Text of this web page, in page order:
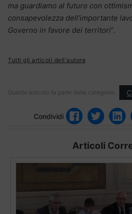
ma guardiamo al futuro con
consapevolezza dell’importante
Governo in favore dei territori”.
Tutti gli articoli dell'autore
Questo articolo fa parte delle categorie:
Condividi
Articoli